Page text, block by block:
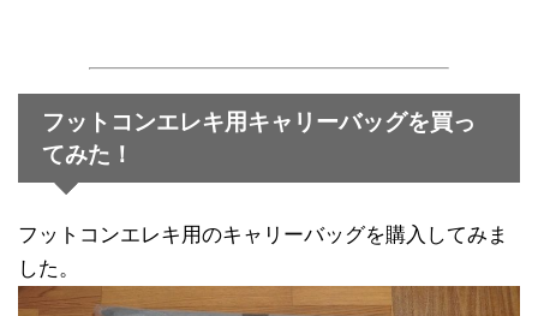
フットコンエレキ用キャリーバッグを買っ
てみた！
フットコンエレキ用のキャリーバッグを購入してみま
した。